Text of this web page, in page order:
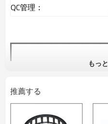
QC管理：
もっ
推薦する